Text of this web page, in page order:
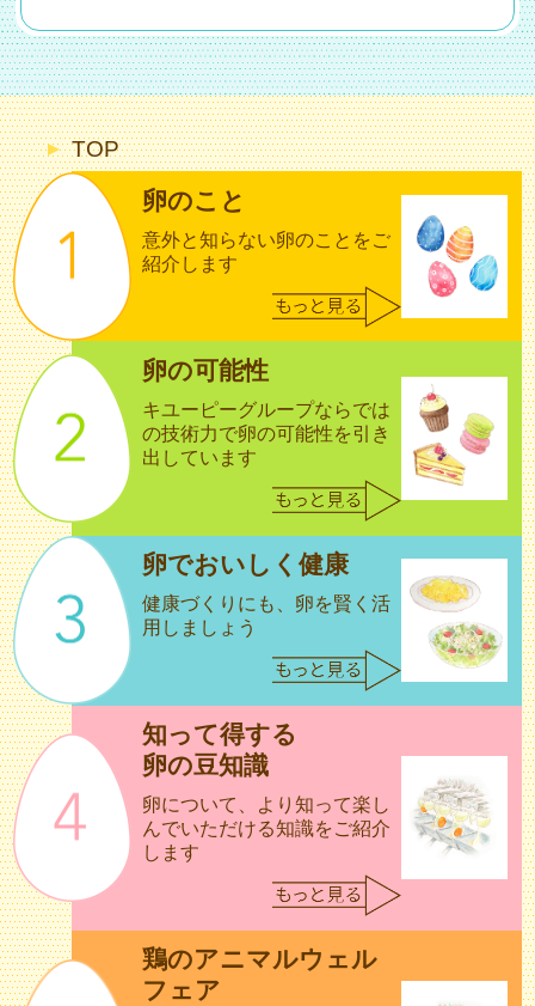
TOP
卵のこと
意外と知らない卵のことをご
紹介します
卵の可能性
キユーピーグループならでは
の技術力で卵の可能性を引き
出しています
卵でおいしく健康
健康づくりにも、卵を賢く活
用しましょう
知って得する
卵の豆知識
卵について、より知って楽し
んでいただける知識をご紹介
します
鶏のアニマルウェル
フェア